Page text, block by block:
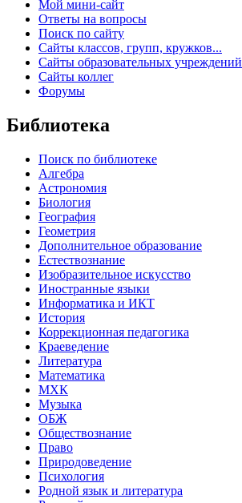
Мой мини-сайт
Ответы на вопросы
Поиск по сайту
Сайты классов, групп, кружков...
Сайты образовательных учреждений
Сайты коллег
Форумы
Библиотека
Поиск по библиотеке
Алгебра
Астрономия
Биология
География
Геометрия
Дополнительное образование
Естествознание
Изобразительное искусство
Иностранные языки
Информатика и ИКТ
История
Коррекционная педагогика
Краеведение
Литература
Математика
МХК
Музыка
ОБЖ
Обществознание
Право
Природоведение
Психология
Родной язык и литература